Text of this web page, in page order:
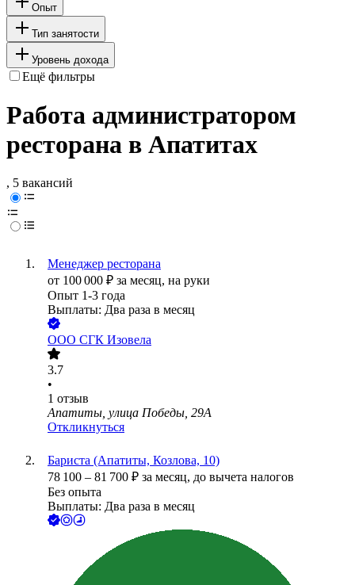
Опыт
Тип занятости
Уровень дохода
Ещё фильтры
Работа администратором
ресторана в Апатитах
, 5 вакансий
Менеджер ресторана
от 100 000 ₽ за месяц, на руки
Опыт 1-3 года
Выплаты: Два раза в месяц
ООО СГК Изовела
3.7
•
1 отзыв
Апатиты, улица Победы, 29А
Откликнуться
Бариста (Апатиты, Козлова, 10)
78 100 – 81 700 ₽ за месяц, до вычета налогов
Без опыта
Выплаты: Два раза в месяц